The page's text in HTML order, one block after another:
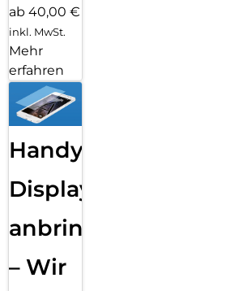
ab 40,00 €
inkl. MwSt.
Mehr
erfahren
Handy
Displayfolie
anbringen
– Wir